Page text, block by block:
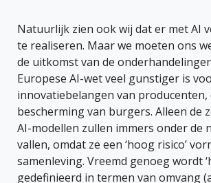
Natuurlijk zien ook wij dat er met AI
te realiseren. Maar we moeten ons
de uitkomst van de
Europese AI-wet veel gunstiger is
innovatiebelangen van producenten,
bescherming van burgers. Alleen de
AI-modellen zullen immers onder de
vallen, omdat ze een ‘hoog risico’
samenleving. Vreemd genoeg wordt
gedefinieerd in termen van omvang